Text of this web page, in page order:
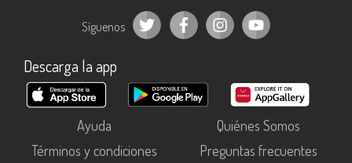
Síguenos
Descarga la app
Ayuda
Quiénes Somos
Términos y condiciones
Preguntas frecuentes